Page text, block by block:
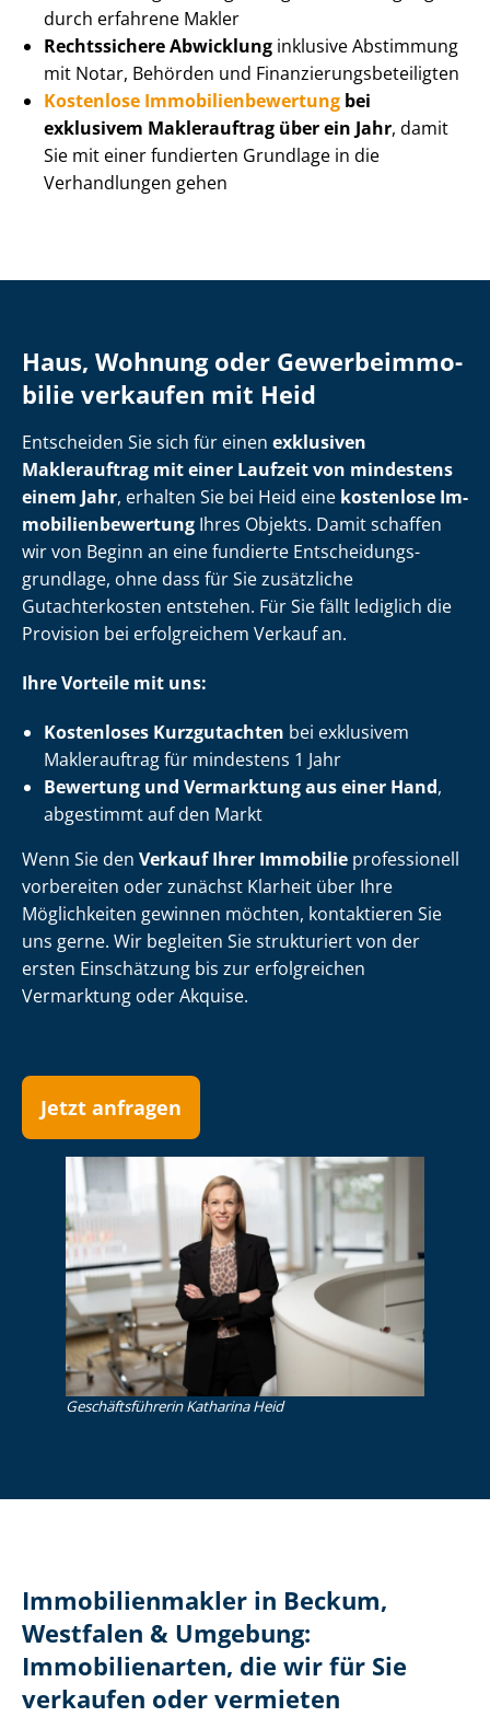
durch erfahrene Makler
Rechtssichere Abwicklung inklusive Abstimmung
mit Notar, Behörden und Fi­nan­zie­rungs­be­tei­lig­ten
Kostenlose Im­mo­bi­li­en­be­wer­tung bei
exklusivem Maklerauftrag über ein Jahr, damit
Sie mit einer fundierten Grundlage in die
Verhandlungen gehen
Haus, Wohnung oder Ge­wer­be­im­mo­
bi­lie verkaufen mit Heid
Entscheiden Sie sich für einen exklusiven
Maklerauftrag mit einer Laufzeit von mindestens
einem Jahr, erhalten Sie bei Heid eine kostenlose Im­
mo­bi­li­en­be­wer­tung Ihres Objekts. Damit schaffen
wir von Beginn an eine fundierte Ent­schei­dungs­
grund­la­ge, ohne dass für Sie zusätzliche
Gutachterkosten entstehen. Für Sie fällt lediglich die
Provision bei erfolgreichem Verkauf an.
Ihre Vorteile mit uns:
Kostenloses Kurzgutachten bei exklusivem
Maklerauftrag für mindestens 1 Jahr
Bewertung und Vermarktung aus einer Hand,
abgestimmt auf den Markt
Wenn Sie den Verkauf Ihrer Immobilie professionell
vorbereiten oder zunächst Klarheit über Ihre
Möglichkeiten gewinnen möchten, kontaktieren Sie
uns gerne. Wir begleiten Sie strukturiert von der
ersten Einschätzung bis zur erfolgreichen
Vermarktung oder Akquise.
Jetzt anfragen
Ge­schäfts­füh­re­rin Katharina Heid
Im­mo­bi­li­en­mak­ler in Beckum,
Westfalen & Umgebung:
Immobilienarten, die wir für Sie
verkaufen oder vermieten